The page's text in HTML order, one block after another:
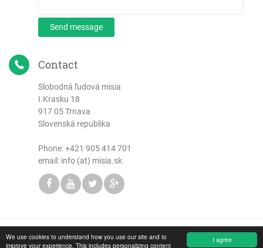
I agree
We use cookies to understand how you use our site and to
improve your experience. This includes personalizing content
Send message
Contact
Slobodná ľudová misia
I.Krasku 18
917 05 Trnava
Slovenská republika
Phone:+421 905 414 701
email: info (at) misia.sk
Copyright © 2026 Slobodná ľudová misia